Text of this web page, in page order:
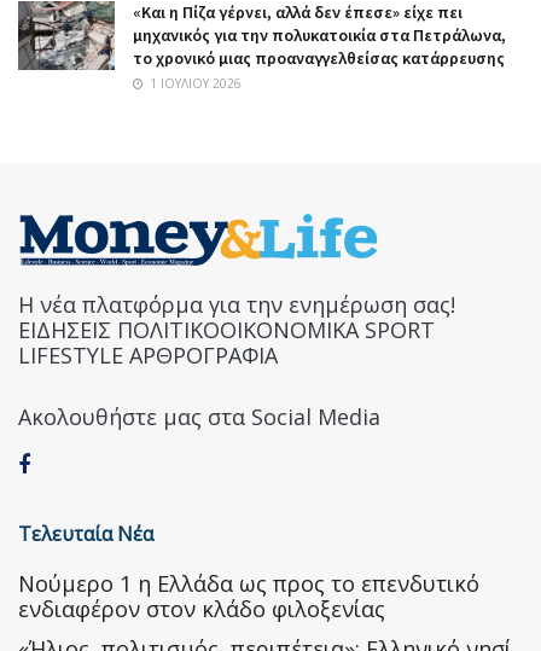
«Και η Πίζα γέρνει, αλλά δεν έπεσε» είχε πει
μηχανικός για την πολυκατοικία στα Πετράλωνα,
το χρονικό μιας προαναγγελθείσας κατάρρευσης
1 ΙΟΥΛΊΟΥ 2026
Η νέα πλατφόρμα για την ενημέρωση σας!
ΕΙΔΗΣΕΙΣ ΠΟΛΙΤΙΚΟΟΙΚΟΝΟΜΙΚΑ SPORT
LIFESTYLE ΑΡΘΡΟΓΡΑΦΙΑ
Ακολουθήστε μας στα Social Media
Τελευταία Νέα
Nούμερο 1 η Ελλάδα ως προς το επενδυτικό
ενδιαφέρον στον κλάδο φιλοξενίας